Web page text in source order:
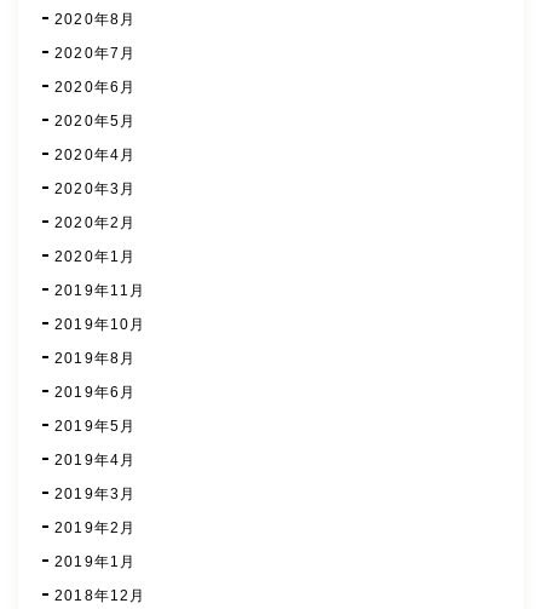
2020年8月
2020年7月
2020年6月
2020年5月
2020年4月
2020年3月
2020年2月
2020年1月
2019年11月
2019年10月
2019年8月
2019年6月
2019年5月
2019年4月
2019年3月
2019年2月
2019年1月
2018年12月